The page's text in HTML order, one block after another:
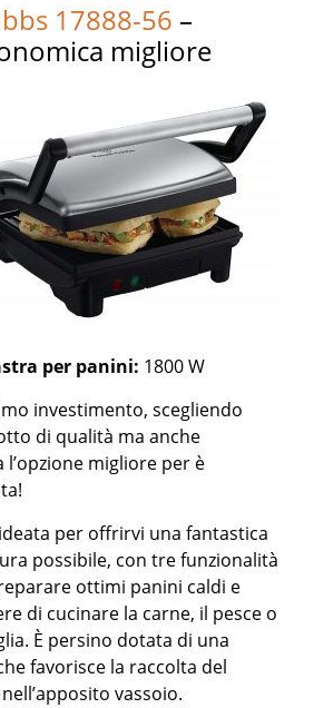
17888-56 –
migliore
per panini: 1800 W
investimento, scegliendo
di qualità ma anche
l’opzione migliore per è
per offrirvi una fantastica
possibile, con tre funzionalità
ottimi panini caldi e
di cucinare la carne, il pesce o
È persino dotata di una
favorisce la raccolta del
vassoio.